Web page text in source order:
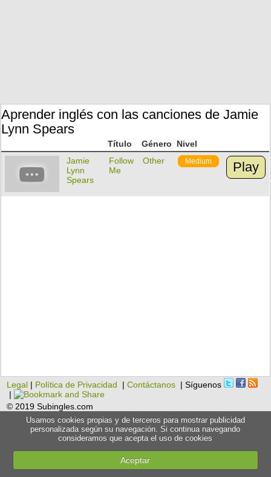
Aprender inglés con las canciones de Jamie
Lynn Spears
Título Género
Nivel
Jamie
Lynn
Spears
Follow
Me
Other Medium Play
Legal | Política de Privacidad |Contáctanos | Síguenos
|
© 2019 Subingles.com
Usamos cookies propias y de terceros para mostrar publicidad
personalizada según su navegación. Si continua navegando
consideramos que acepta el uso de cookies
Aceptar